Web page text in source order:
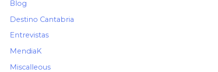
Blog
Destino Cantabria
Entrevistas
MendiaK
Miscalleous